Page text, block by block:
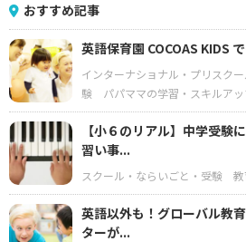
おすすめ記事
英語保育園 COCOAS KIDS
インターナショナル・プリスクー
験
パパママの学習・スキルア
【小６のリアル】中学受験
習い事...
スクール・ならいごと・受験
英語以外も！グローバル教
ターが...